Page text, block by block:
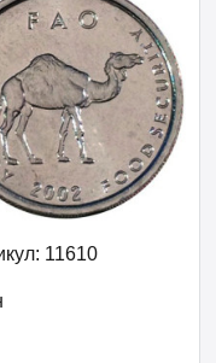
11610